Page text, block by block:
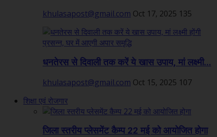
khulasapost@gmail.com Oct 17, 2025 135
धनतेरस से दिवाली तक करें ये खास उपाय, मां लक्ष्मी...
khulasapost@gmail.com Oct 15, 2025 107
शिक्षा एवं रोजगार
जिला स्तरीय प्लेसमेंट कैम्प 22 मई को आयोजित होगा